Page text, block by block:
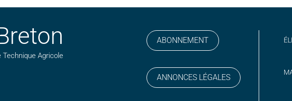
Technique Agricole
ABONNEMENT
ANNONCES LÉGALES